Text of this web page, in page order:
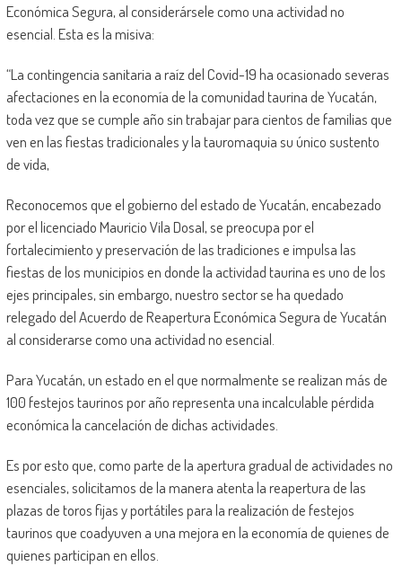
Económica Segura, al considerársele como una actividad no
esencial. Esta es la misiva:
“La contingencia sanitaria a raíz del Covid-19 ha ocasionado severas
afectaciones en la economía de la comunidad taurina de Yucatán,
toda vez que se cumple año sin trabajar para cientos de familias que
ven en las fiestas tradicionales y la tauromaquia su único sustento
de vida,
Reconocemos que el gobierno del estado de Yucatán, encabezado
por el licenciado Mauricio Vila Dosal, se preocupa por el
fortalecimiento y preservación de las tradiciones e impulsa las
fiestas de los municipios en donde la actividad taurina es uno de los
ejes principales, sin embargo, nuestro sector se ha quedado
relegado del Acuerdo de Reapertura Económica Segura de Yucatán
al considerarse como una actividad no esencial.
Para Yucatán, un estado en el que normalmente se realizan más de
100 festejos taurinos por año representa una incalculable pérdida
económica la cancelación de dichas actividades.
Es por esto que, como parte de la apertura gradual de actividades no
esenciales, solicitamos de la manera atenta la reapertura de las
plazas de toros fijas y portátiles para la realización de festejos
taurinos que coadyuven a una mejora en la economía de quienes de
quienes participan en ellos.